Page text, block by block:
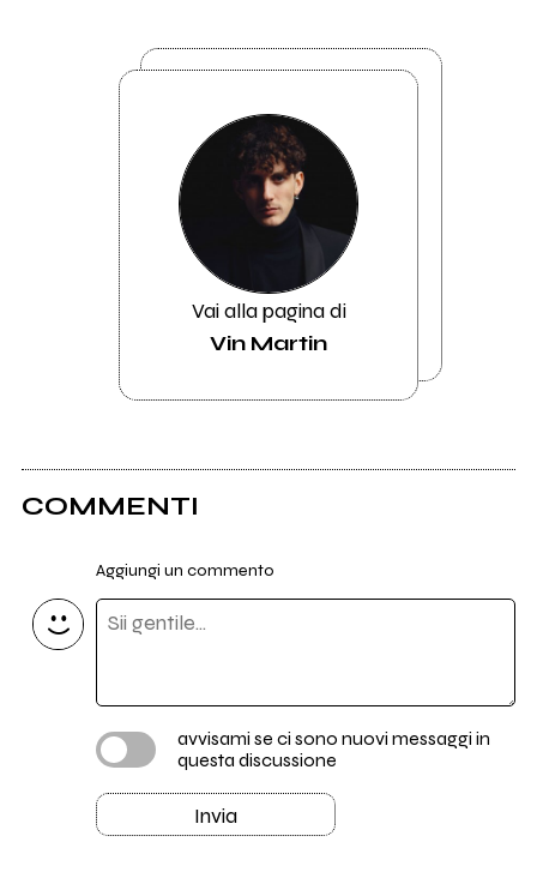
Vai alla pagina di
Vin Martin
COMMENTI
Aggiungi un commento
avvisami se ci sono nuovi messaggi in
questa discussione
Invia